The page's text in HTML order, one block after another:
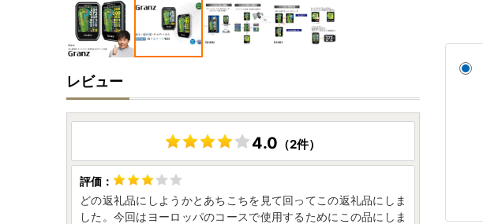
レビュー
4.0 （2件）
どの返礼品にしようかとあちこちを見て回ってこの返礼品にしま
した。今回はヨーロッパのコースで使用するためにこの品にしま